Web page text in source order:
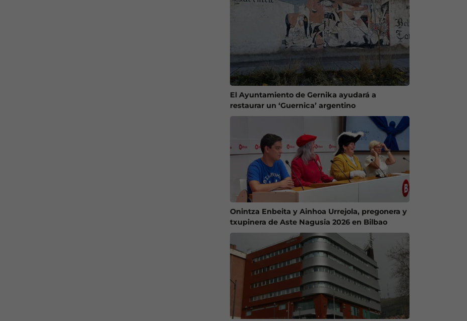
El Ayuntamiento de Gernika ayudará a
restaurar un ‘Guernica’ argentino
Onintza Enbeita y Ainhoa Urrejola, pregonera y
txupinera de Aste Nagusia 2026 en Bilbao